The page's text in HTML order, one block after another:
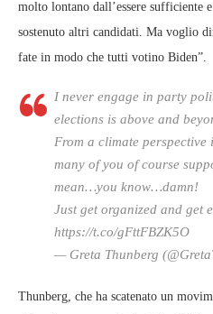
molto lontano dall’essere sufficiente
sostenuto altri candidati. Ma voglio
fate in modo che tutti votino Biden”.
I never engage in party
elections is above and
From a climate perspective
many of you of course
mean…you know…damn!
Just get organized and get
https://t.co/gFttFBZK5O
— Greta Thunberg
Thunberg, che ha scatenato un